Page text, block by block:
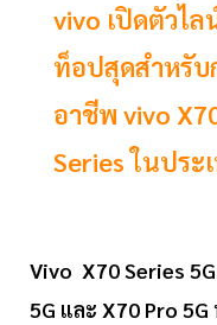
vivo เปิดตัวไ
ท็อปสุดสำหรับ
อาชีพ vivo
Series ในประ
Vivo X70 Series 5G
5G และ X70 Pro 5G